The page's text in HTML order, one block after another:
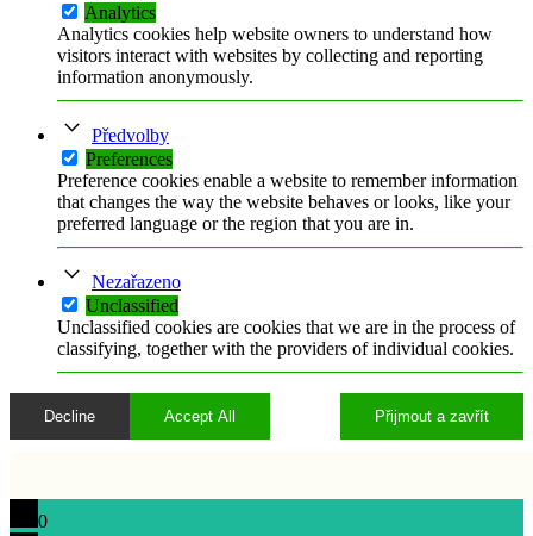
Analytics
Analytics cookies help website owners to understand how
visitors interact with websites by collecting and reporting
information anonymously.
Předvolby
Preferences
Preference cookies enable a website to remember information
that changes the way the website behaves or looks, like your
preferred language or the region that you are in.
Nezařazeno
Unclassified
Unclassified cookies are cookies that we are in the process of
classifying, together with the providers of individual cookies.
Decline Accept All Přijmout a zavřít
0